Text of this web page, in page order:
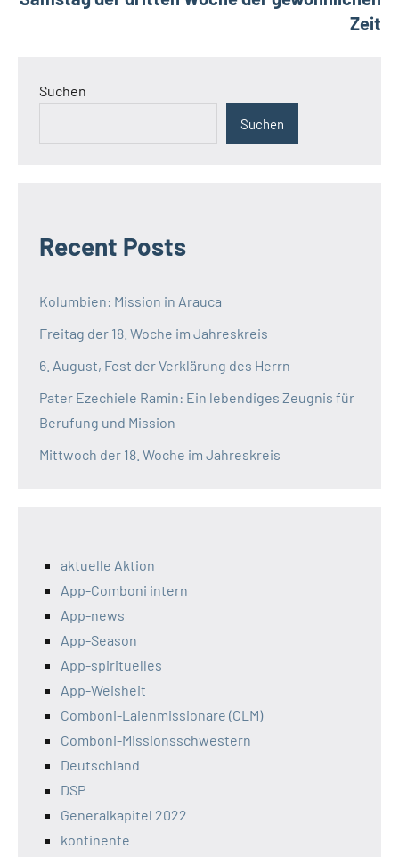
Guinea
MAuretanien
Mauritius
Senegal
Togo
Tschad
Zeit
Suchen
Suchen
Recent Posts
Kolumbien: Mission in Arauca
Freitag der 18. Woche im Jahreskreis
6. August, Fest der Verklärung des Herrn
Pater Ezechiele Ramin: Ein lebendiges Zeugnis für
Berufung und Mission
Mittwoch der 18. Woche im Jahreskreis
aktuelle Aktion
App-Comboni intern
App-news
App-Season
App-spirituelles
App-Weisheit
Comboni-Laienmissionare (CLM)
Comboni-Missionsschwestern
Deutschland
DSP
Generalkapitel 2022
kontinente